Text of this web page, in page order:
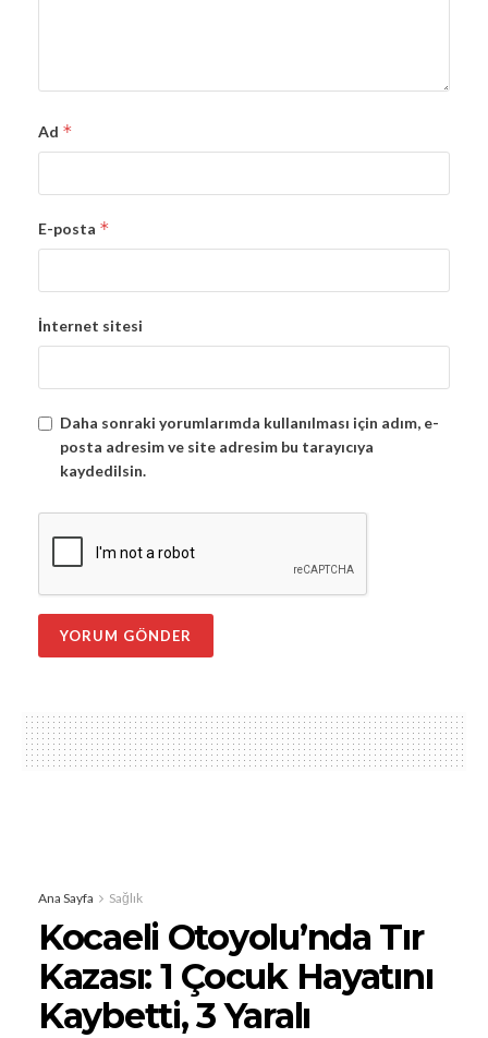
Ad *
E-posta *
İnternet sitesi
Daha sonraki yorumlarımda kullanılması için adım, e-
posta adresim ve site adresim bu tarayıcıya
kaydedilsin.
Ana Sayfa Sağlık
Kocaeli Otoyolu’nda Tır
Kazası: 1 Çocuk Hayatını
Kaybetti, 3 Yaralı